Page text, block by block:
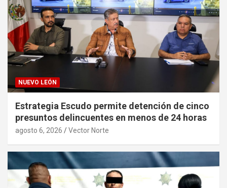
NUEVO LEÓN
Estrategia Escudo permite detención de cinco
presuntos delincuentes en menos de 24 horas
agosto 6, 2026 Vector Norte